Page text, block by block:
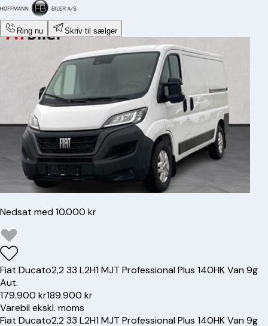
Ring nu Skriv til sælger
Nedsat med 10.000 kr
Fiat Ducato2,2 33 L2H1 MJT Professional Plus 140HK Van 9g
Aut.
179.900 kr189.900 kr
Varebil ekskl. moms
Fiat Ducato2,2 33 L2H1 MJT Professional Plus 140HK Van 9g